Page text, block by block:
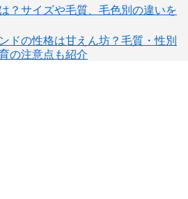
？サイズや毛質、毛色別の違いを
ドの性格は甘えん坊？毛質・性別
の注意点も紹介